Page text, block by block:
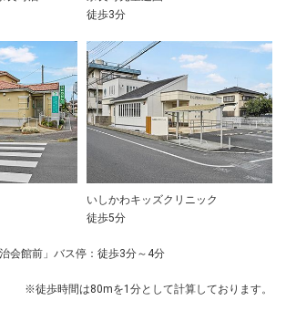
徒歩3分
いしかわキッズクリニック
徒歩5分
会館前」バス停：徒歩3分～4分
※徒歩時間は80mを1分として計算しております。